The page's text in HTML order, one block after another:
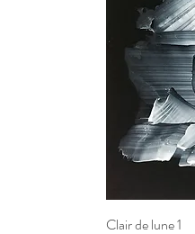
Clair de lune 1